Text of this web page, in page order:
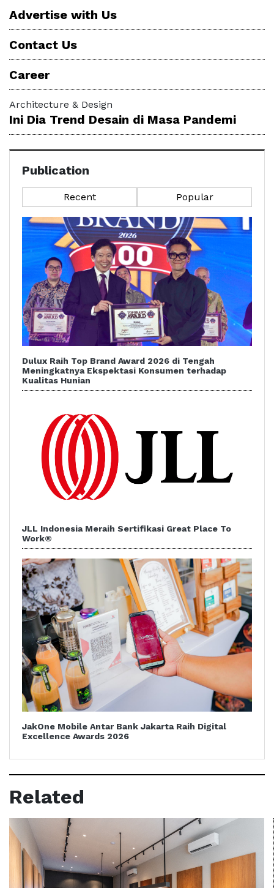
Advertise with Us
Contact Us
Career
Architecture & Design
Ini Dia Trend Desain di Masa Pandemi
Publication
Recent Popular
Dulux Raih Top Brand Award 2026 di Tengah
Meningkatnya Ekspektasi Konsumen terhadap
Kualitas Hunian
JLL Indonesia Meraih Sertifikasi Great Place To
Work®
JakOne Mobile Antar Bank Jakarta Raih Digital
Excellence Awards 2026
Related